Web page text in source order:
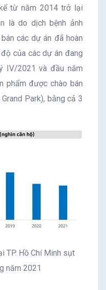
từ năm 2014 trở lại
là do dịch bệnh ảnh
các dự án đã hoàn
của các dự án đang
IV/2021 và đầu năm
phẩm được chào bán
Park), bằng cả 3
TP. Hồ Chí Minh sụt
năm 2021